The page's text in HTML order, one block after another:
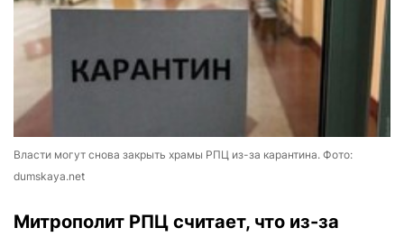
Власти могут снова закрыть храмы РПЦ из-за карантина. Фото:
dumskaya.net
Митрополит РПЦ считает, что из-за